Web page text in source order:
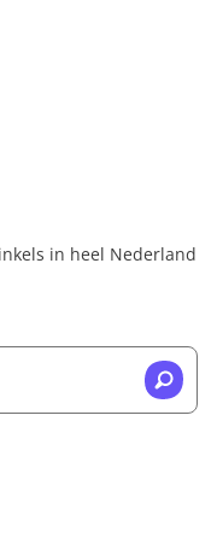
in heel Nederland